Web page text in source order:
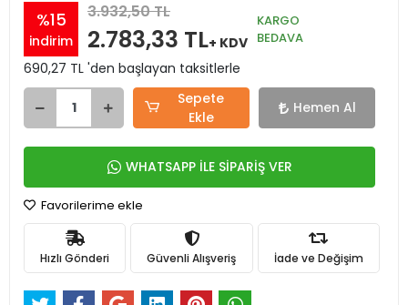
%15
indirim
3.932,50 TL
2.783,33 TL+ KDV
KARGO
BEDAVA
690,27 TL 'den başlayan taksitlerle
Sepete
Ekle
Hemen Al
WHATSAPP İLE SİPARİŞ VER
Favorilerime ekle
Hızlı Gönderi Güvenli Alışveriş İade ve Değişim